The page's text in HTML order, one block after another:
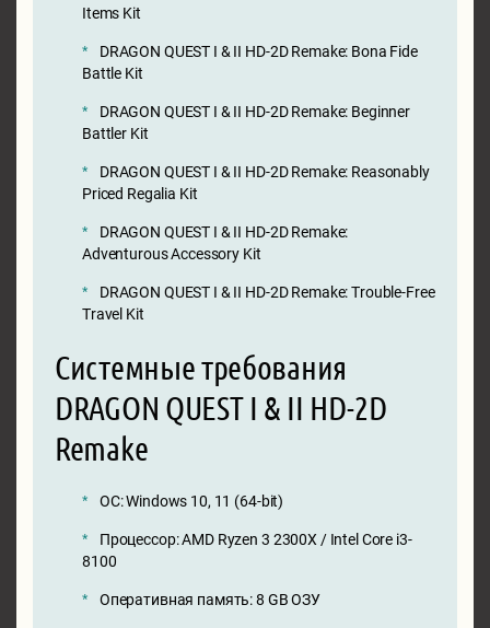
Items Kit
DRAGON QUEST I & II HD-2D Remake: Bona Fide
Battle Kit
DRAGON QUEST I & II HD-2D Remake: Beginner
Battler Kit
DRAGON QUEST I & II HD-2D Remake: Reasonably
Priced Regalia Kit
DRAGON QUEST I & II HD-2D Remake:
Adventurous Accessory Kit
DRAGON QUEST I & II HD-2D Remake: Trouble-Free
Travel Kit
Системные требования
DRAGON QUEST I & II HD-2D
Remake
ОС: Windows 10, 11 (64-bit)
Процессор: AMD Ryzen 3 2300X / Intel Core i3-
8100
Оперативная память: 8 GB ОЗУ